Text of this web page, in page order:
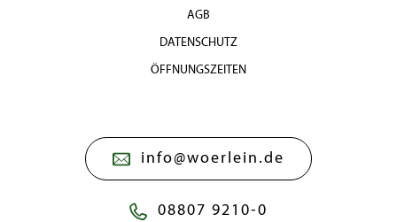
AGB
DATENSCHUTZ
ÖFFNUNGSZEITEN
info@woerlein.de
08807 9210-0